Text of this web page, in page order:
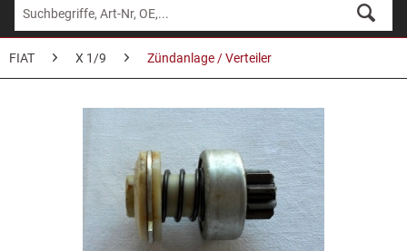
FIAT X 1/9 Zündanlage / Verteiler